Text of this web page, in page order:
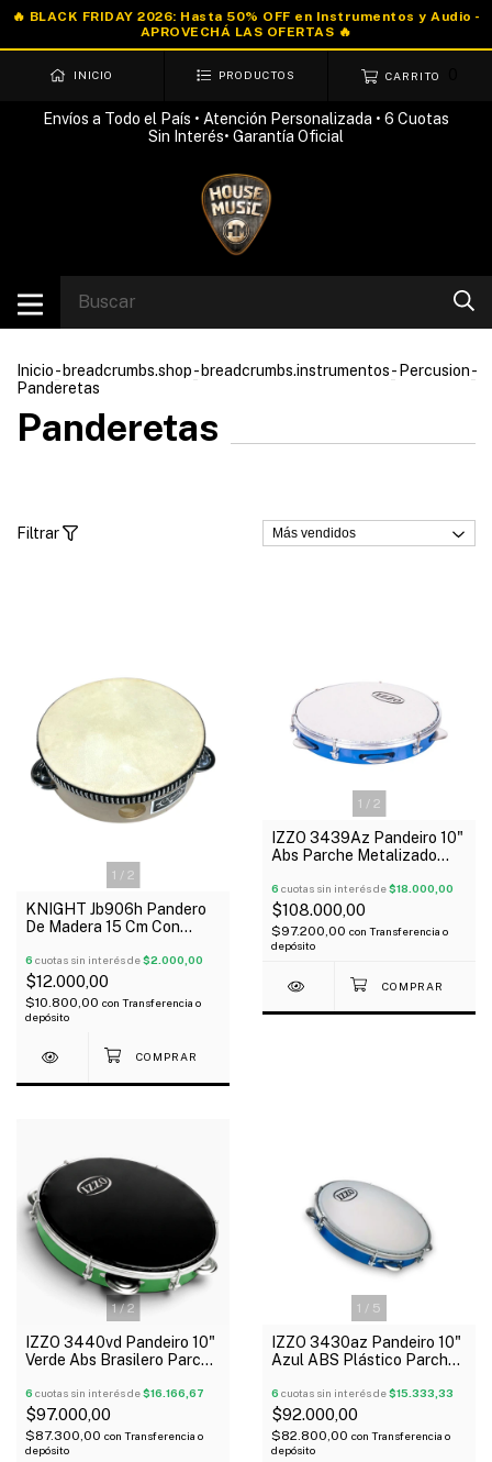
INICIO PRODUCTOS CARRITO
Envíos a Todo el País • Atención Personalizada • 6 Cuotas
Sin Interés• Garantía Oficial
Inicio- breadcrumbs.shop- breadcrumbs.instrumentos- Percusion-
Panderetas
Panderetas
Filtrar
1 / 2
KNIGHT Jb906h Pandero
De Madera 15 Cm Con
6 cuotas sin interés de$2.000,00
$12.000,00
$10.800,00 con Transferencia o
depósito
1 / 2
IZZO 3439Az Pandeiro 10"
Abs Parche Metalizado
6 cuotas sin interés de$18.000,00
$108.000,00
$97.200,00 con Transferencia o
depósito
1/2
IZZO 3440vd Pandeiro 10"
Verde Abs Brasilero Parche
6 cuotas sin interés de$16.166,67
$97.000,00
$87.300,00 con Transferencia o
depósito
1 / 5
IZZO 3430az Pandeiro 10"
Azul ABS Plástico Parche
6 cuotas sin interés de$15.333,33
$92.000,00
$82.800,00 con Transferencia o
depósito